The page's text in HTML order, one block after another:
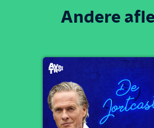
Andere